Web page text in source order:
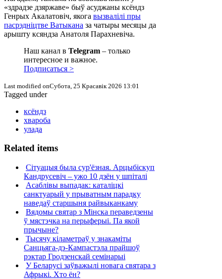
«здрадзе дзяржаве» быў асуджаны ксёндз
Генрых Акалатовіч, якога вызвалілі пры
пасрэдніцтве Ватыкана за чатыры месяцы да
арышту ксяндза Анатоля Парахневіча.
Наш канал в Telegram – только
интересное и важное.
Подписаться >
Last modified onСубота, 25 Красавік 2026 13:01
Tagged under
ксёндз
хвароба
улада
Related items
Сітуацыя была сур'ёзная. Арцыбіскуп
Кандрусевіч – ужо 10 дзён у шпіталі
Асаблівы выпадак: каталіцкі
санктуарый у прыватным парадку
наведаў старшыня райвыканкаму
Вядомы святар з Мінска пераведзены
ў мястэчка на перыферыі. Па якой
прычыне?
Тысячу кіламетраў у знакаміты
Санцьяга-дэ-Кампастэла прайшоў
рэктар Гродзенскай семінарыі
У Беларусі заўважылі новага святара з
Афрыкі. Хто ён?